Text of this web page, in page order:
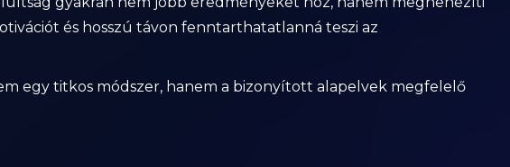
és hosszú távon fenntarthatatlanná teszi az
egy titkos módszer, hanem a bizonyított alapelvek megfelelő